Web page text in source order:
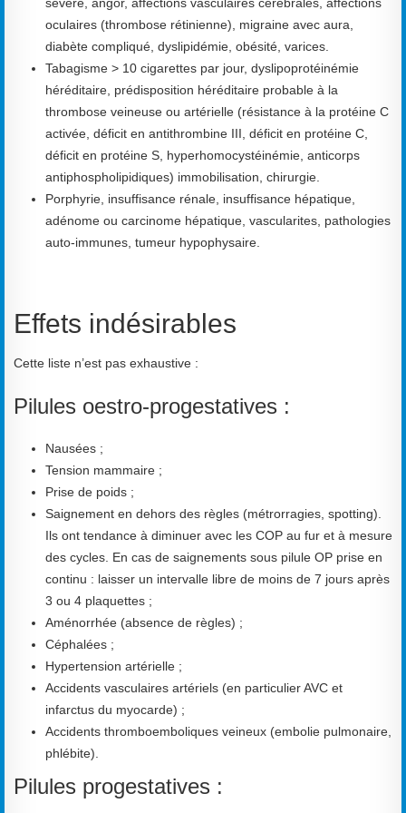
oculaires (thrombose rétinienne), migraine avec aura,
diabète compliqué, dyslipidémie, obésité, varices.
Tabagisme > 10 cigarettes par jour, dyslipoprotéinémie
héréditaire, prédisposition héréditaire probable à la
thrombose veineuse ou artérielle (résistance à la protéine C
activée, déficit en antithrombine III, déficit en protéine C,
déficit en protéine S, hyperhomocystéinémie, anticorps
antiphospholipidiques) immobilisation, chirurgie.
Porphyrie, insuffisance rénale, insuffisance hépatique,
adénome ou carcinome hépatique, vascularites, pathologies
auto-immunes, tumeur hypophysaire.
Effets indésirables
Cette liste n’est pas exhaustive :
Pilules oestro-progestatives :
Nausées ;
Tension mammaire ;
Prise de poids ;
Saignement en dehors des règles (métrorragies, spotting).
Ils ont tendance à diminuer avec les COP au fur et à mesure
des cycles. En cas de saignements sous pilule OP prise en
continu : laisser un intervalle libre de moins de 7 jours après
3 ou 4 plaquettes ;
Aménorrhée (absence de règles) ;
Céphalées ;
Hypertension artérielle ;
Accidents vasculaires artériels (en particulier AVC et
infarctus du myocarde) ;
Accidents thromboemboliques veineux (embolie pulmonaire,
phlébite).
Pilules progestatives :